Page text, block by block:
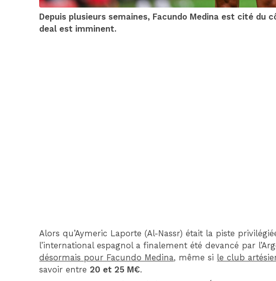
Depuis plusieurs semaines, Facundo Medina est cité du
deal est imminent.
Alors qu’Aymeric Laporte (Al-Nassr) était la piste
l’international espagnol a finalement été devancé par
désormais pour Facundo Medina, même si le club
savoir entre20 et 25 M€.